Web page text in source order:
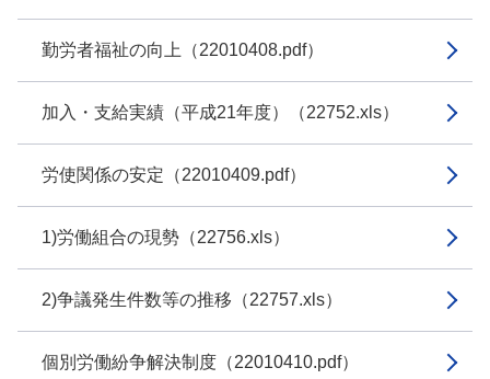
勤労者福祉の向上（22010408.pdf）
加入・支給実績（平成21年度）（22752.xls）
労使関係の安定（22010409.pdf）
1)労働組合の現勢（22756.xls）
2)争議発生件数等の推移（22757.xls）
個別労働紛争解決制度（22010410.pdf）